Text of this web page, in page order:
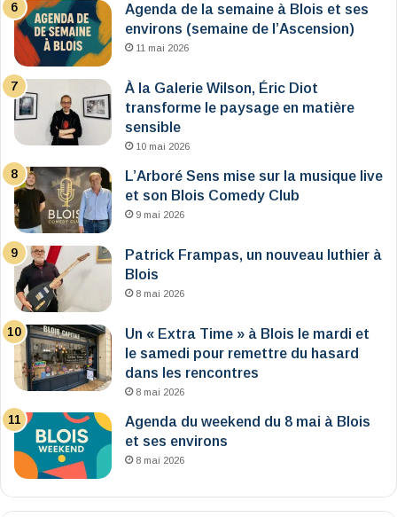
Agenda de la semaine à Blois et ses
environs (semaine de l’Ascension)
11 mai 2026
À la Galerie Wilson, Éric Diot
transforme le paysage en matière
sensible
10 mai 2026
L’Arboré Sens mise sur la musique live
et son Blois Comedy Club
9 mai 2026
Patrick Frampas, un nouveau luthier à
Blois
8 mai 2026
Un « Extra Time » à Blois le mardi et
le samedi pour remettre du hasard
dans les rencontres
8 mai 2026
Agenda du weekend du 8 mai à Blois
et ses environs
8 mai 2026